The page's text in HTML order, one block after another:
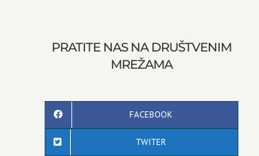
PRATITE NAS NA DRUŠTVENIM
MREŽAMA
FACEBOOK
TWITER